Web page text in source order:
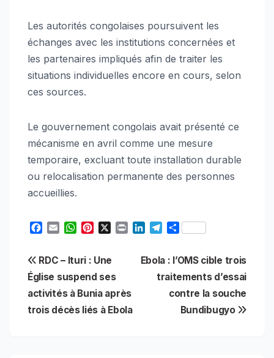
Les autorités congolaises poursuivent les
échanges avec les institutions concernées et
les partenaires impliqués afin de traiter les
situations individuelles encore en cours, selon
ces sources.
Le gouvernement congolais avait présenté ce
mécanisme en avril comme une mesure
temporaire, excluant toute installation durable
ou relocalisation permanente des personnes
accueillies.
e
b
o
k
i
l
W
t
s
A
p
t
e
r
s
k
e
g
S
r
e
Navigation
de
l’article
Ebola : l’OMS cible trois
traitements d’essai
contre la souche
Bundibugyo
RDC – Ituri : Une
Église suspend ses
activités à Bunia après
trois décès liés à Ebola